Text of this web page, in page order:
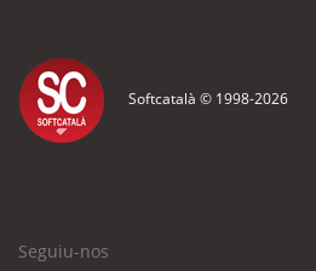
Softcatalà © 1998-2026
Seguiu-nos